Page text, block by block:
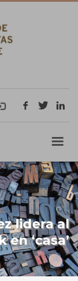
lidera al
‘casa’